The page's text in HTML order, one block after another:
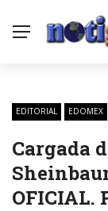
EDITORIAL EDOMEX
Cargada
OFICIAL.